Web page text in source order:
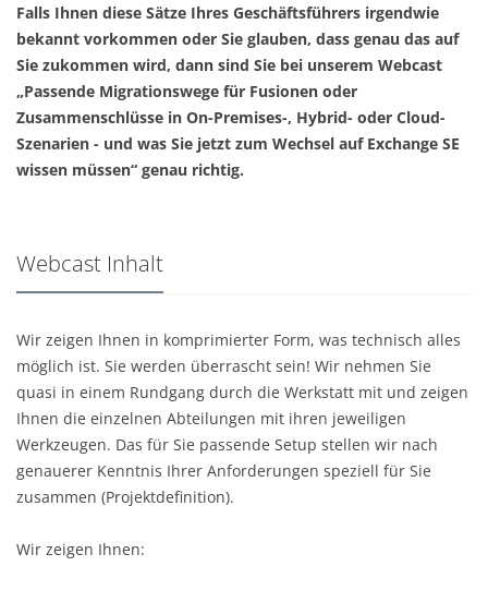
Falls Ihnen diese Sätze Ihres Geschäftsführers irgendwie
bekannt vorkommen oder Sie glauben, dass genau das auf
Sie zukommen wird, dann sind Sie bei unserem Webcast
„Passende Migrationswege für Fusionen oder
Zusammenschlüsse in On-Premises-, Hybrid- oder Cloud-
Szenarien - und was Sie jetzt zum Wechsel auf Exchange SE
wissen müssen“ genau richtig.
Webcast Inhalt
Wir zeigen Ihnen in komprimierter Form, was technisch alles
möglich ist. Sie werden überrascht sein! Wir nehmen Sie
quasi in einem Rundgang durch die Werkstatt mit und zeigen
Ihnen die einzelnen Abteilungen mit ihren jeweiligen
Werkzeugen. Das für Sie passende Setup stellen wir nach
genauerer Kenntnis Ihrer Anforderungen speziell für Sie
zusammen (Projektdefinition).
Wir zeigen Ihnen: